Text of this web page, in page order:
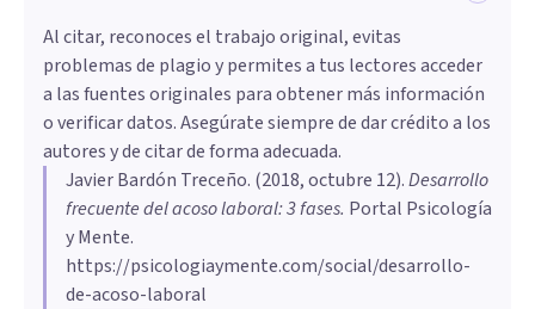
Al citar, reconoces el trabajo original, evitas
problemas de plagio y permites a tus lectores acceder
a las fuentes originales para obtener más información
o verificar datos. Asegúrate siempre de dar crédito a los
autores y de citar de forma adecuada.
Javier Bardón Treceño. (2018, octubre 12).Desarrollo
frecuente del acoso laboral: 3 fases. Portal Psicología
y Mente.
https://psicologiaymente.com/social/desarrollo-
de-acoso-laboral